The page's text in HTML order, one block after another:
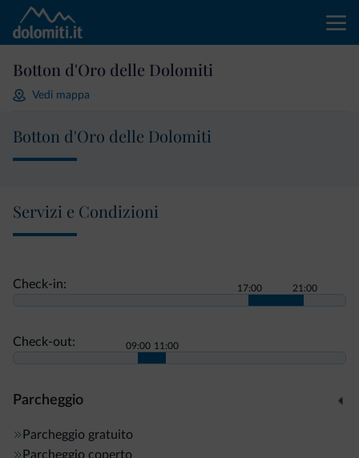
Botton d'Oro delle Dolomiti
Vedi mappa
Botton d'Oro delle Dolomiti
Servizi e Condizioni
Check-in: 17:00 21:00
Check-out: 09:00 11:00
Parcheggio
Parcheggio gratuito
Parcheggio coperto